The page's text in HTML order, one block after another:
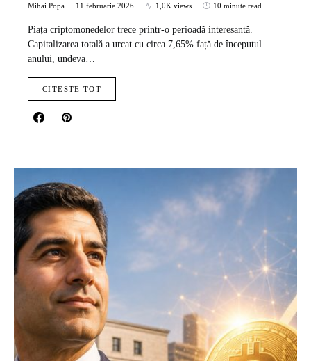
Mihai Popa 11 februarie 2026 1,0K views 10 minute read
Piața criptomonedelor trece printr-o perioadă interesantă.
Capitalizarea totală a urcat cu circa 7,65% față de începutul
anului, undeva…
CITESTE TOT